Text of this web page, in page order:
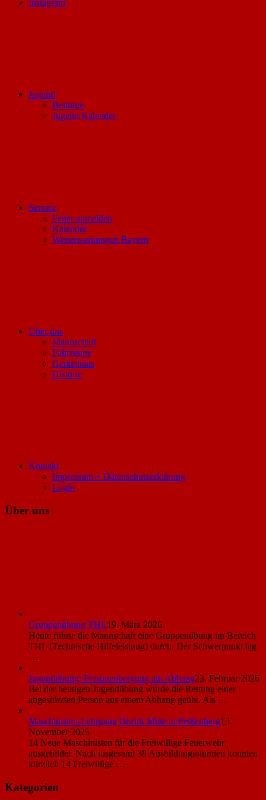
Instagram
Jugend
Beiträge
Jugend Kalender
Service
Feuer anmelden
Kalender
Wetterwarnungen Bayern
Über uns
Mannschaft
Fahrzeuge
Gerätehaus
Historie
Kontakt
Impressum + Datenschutzerklärung
Login
Über uns
Gruppenübung THL19. März 2026
Heute führte die Mannschaft eine Gruppenübung im Bereich
THL (Technische Hilfeleistung) durch. Der Schwerpunkt lag
…
Jugendübung: Personenbergung am Abhang23. Februar 2026
Bei der heutigen Jugendübung wurde die Rettung einer
abgestürzten Person aus einem Abhang geübt. Als …
Maschinisten-Lehrgang Bezirk Mitte in Peißenberg13.
November 2025
14 Neue Maschinisten für die Freiwillige Feuerwehr
ausgebildet. Nach insgesamt 38 Ausbildungsstunden konnten
kürzlich 14 Freiwillige …
Kategorien